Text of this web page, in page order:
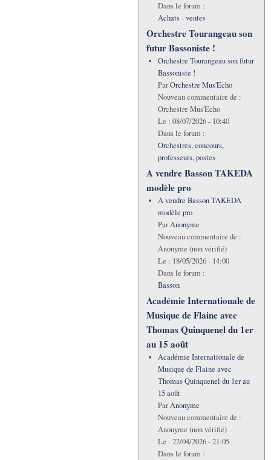
Dans le forum :
Achats - ventes
Orchestre Tourangeau son
futur Bassoniste !
Orchestre Tourangeau son futur
Bassoniste !
ParOrchestre Mus'Echo
Nouveau commentaire de :
Orchestre Mus'Echo
Le : 08/07/2026 - 10:40
Dans le forum :
Orchestres, concours,
professeurs, postes
A vendre Basson TAKEDA
modèle pro
A vendre Basson TAKEDA
modèle pro
ParAnonyme
Nouveau commentaire de :
Anonyme (non vérifié)
Le : 18/05/2026 - 14:00
Dans le forum :
Basson
Académie Internationale de
Musique de Flaine avec
Thomas Quinquenel du 1er
au 15 août
Académie Internationale de
Musique de Flaine avec
Thomas Quinquenel du 1er au
15 août
ParAnonyme
Nouveau commentaire de :
Anonyme (non vérifié)
Le : 22/04/2026 - 21:05
Dans le forum :